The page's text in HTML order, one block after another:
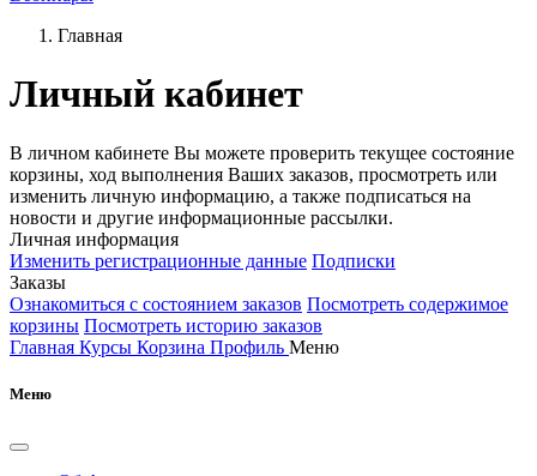
Главная
Личный кабинет
В личном кабинете Вы можете проверить текущее состояние
корзины, ход выполнения Ваших заказов, просмотреть или
изменить личную информацию, а также подписаться на
новости и другие информационные рассылки.
Личная информация
Изменить регистрационные данные Подписки
Заказы
Ознакомиться с состоянием заказов Посмотреть содержимое
корзины Посмотреть историю заказов
Главная Курсы Корзина Профиль Меню
Меню